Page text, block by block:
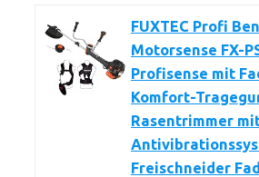
FUXTEC Profi
Motorsense FX-
Profisense mit
Komfort-
Rasentrimmer
Freischneider